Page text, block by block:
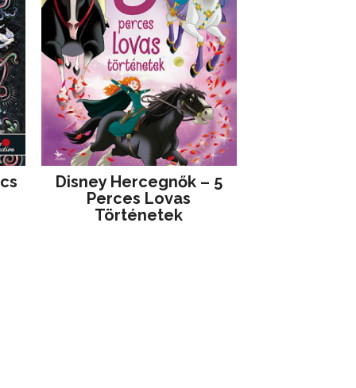
Disney ​Hercegnők – 5
Perces Lovas
Történetek